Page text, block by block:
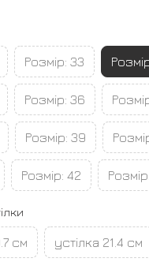
Розмір: 33
Розмір: 36
Розмір: 39
Розмір: 42
см устілка 21.4 см